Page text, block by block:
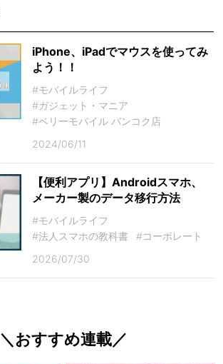
iPhone、iPadでマウスを使ってみ
よう！！
#モバイルライフ
#ガジェット・マニア
#ベリーモバイル バンコク店
2024/06/11
【便利アプリ】Androidスマホ、
メーカー製のデータ移行方法
#モバイルライフ
#法人スマホの教科書
#コーポレート
2026/07/30
＼おすすめ連載／